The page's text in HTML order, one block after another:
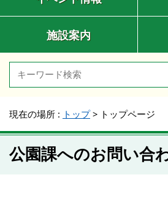
施設案内
現在の場所 : トップ> トップページ
公園課へのお問い合